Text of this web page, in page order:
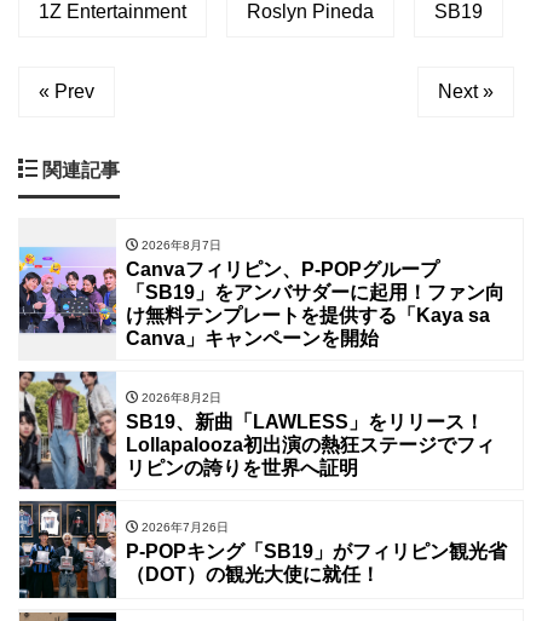
1Z Entertainment Roslyn Pineda SB19
« Prev Next »
関連記事
2026年8月7日
Canvaフィリピン、P-POPグループ
「SB19」をアンバサダーに起用！ファン向
け無料テンプレートを提供する「Kaya sa
Canva」キャンペーンを開始
2026年8月2日
SB19、新曲「LAWLESS」をリリース！
Lollapalooza初出演の熱狂ステージでフィ
リピンの誇りを世界へ証明
2026年7月26日
P-POPキング「SB19」がフィリピン観光省
（DOT）の観光大使に就任！